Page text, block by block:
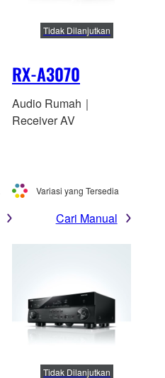
RX-A3070
Tidak Dilanjutkan
Audio Rumah｜
Receiver AV
Variasi yang Tersedia
Cari Manual
Tidak Dilanjutkan